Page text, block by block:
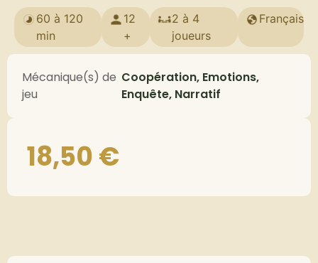
60 à 120
min
12
+
2 à 4
joueurs
Français
Mécanique(s) de
jeu
Coopération, Emotions,
Enquête, Narratif
18,50€